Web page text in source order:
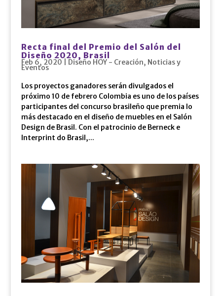
Recta final del Premio del Salón del
Diseño 2020, Brasil
Feb 6, 2020 Diseño HOY - Creación, Noticias y
Eventos
Los proyectos ganadores serán divulgados el
próximo 10 de febrero Colombia es uno de los países
participantes del concurso brasileño que premia lo
más destacado en el diseño de muebles en el Salón
Design de Brasil. Con el patrocinio de Berneck e
Interprint do Brasil,...